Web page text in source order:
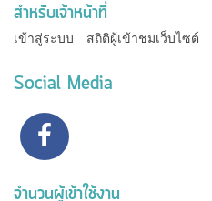
สำหรับเจ้าหน้าที่
เข้าสู่ระบบ สถิติผู้เข้าชมเว็บไซต์
Social Media
จำนวนผู้เข้าใช้งาน